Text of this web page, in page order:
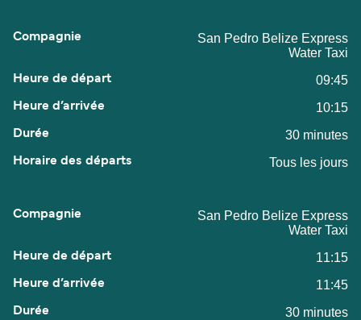
San Pedro Belize Express
Water Taxi
09:45
10:15
30 minutes
Tous les jours
San Pedro Belize Express
Water Taxi
11:15
11:45
30 minutes